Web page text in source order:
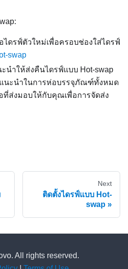
ดรฟ์ตัวใหม่เพื่อครอบช่องใส่ไดรฟ์
swap
นำให้ส่งคืนไดรฟ์แบบ Hot-swap
แนะนำในการห่อบรรจุภัณฑ์ทั้งหมด
ที่ส่งมอบให้กับคุณเพื่อการจัดส่ง
Next
ติดตั้งไดรฟ์แบบ Hot-
swap
All rights reserved.